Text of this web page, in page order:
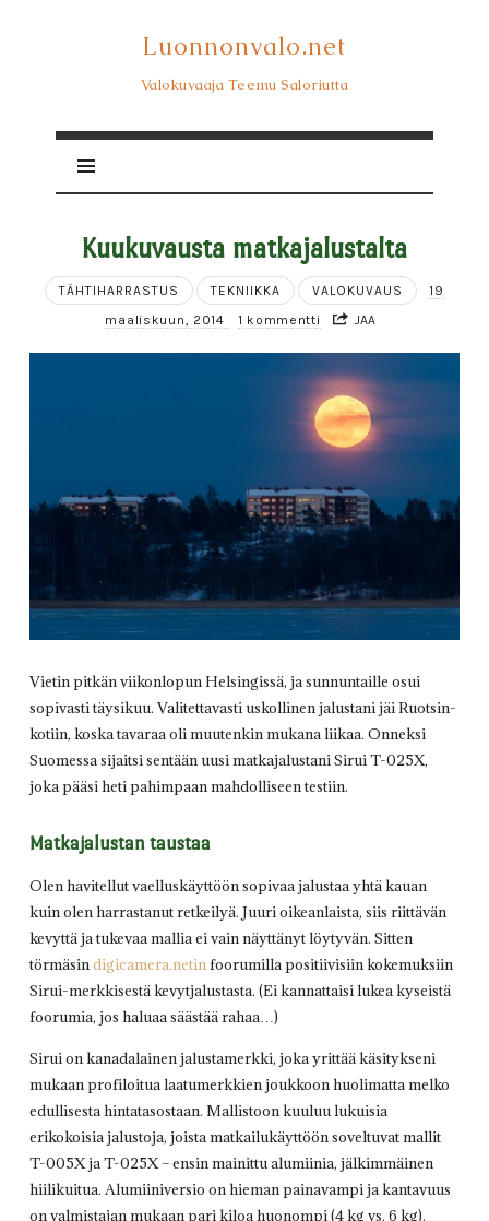
Luonnonvalo.net
Luonnonvalo.net
Valokuvaaja Teemu Saloriutta
Kuukuvausta matkajalustalta
TÄHTIHARRASTUS TEKNIIKKA VALOKUVAUS
19
maaliskuun, 2014
1 kommentti JAA
Vietin pitkän viikonlopun Helsingissä, ja sunnuntaille osui
sopivasti täysikuu. Valitettavasti uskollinen jalustani jäi Ruotsin-
kotiin, koska tavaraa oli muutenkin mukana liikaa. Onneksi
Suomessa sijaitsi sentään uusi matkajalustani Sirui T-025X,
joka pääsi heti pahimpaan mahdolliseen testiin.
Matkajalustan taustaa
Olen havitellut vaelluskäyttöön sopivaa jalustaa yhtä kauan
kuin olen harrastanut retkeilyä. Juuri oikeanlaista, siis riittävän
kevyttä ja tukevaa mallia ei vain näyttänyt löytyvän. Sitten
törmäsindigicamera.netinfoorumilla positiivisiin kokemuksiin
Sirui-merkkisestä kevytjalustasta. (Ei kannattaisi lukea kyseistä
foorumia, jos haluaa säästää rahaa…)
Sirui on kanadalainen jalustamerkki, joka yrittää käsitykseni
mukaan profiloitua laatumerkkien joukkoon huolimatta melko
edullisesta hintatasostaan. Mallistoon kuuluu lukuisia
erikokoisia jalustoja, joista matkailukäyttöön soveltuvat mallit
T-005X ja T-025X – ensin mainittu alumiinia, jälkimmäinen
hiilikuitua. Alumiiniversio on hieman painavampi ja kantavuus
on valmistajan mukaan pari kiloa huonompi (4 kg vs. 6 kg).